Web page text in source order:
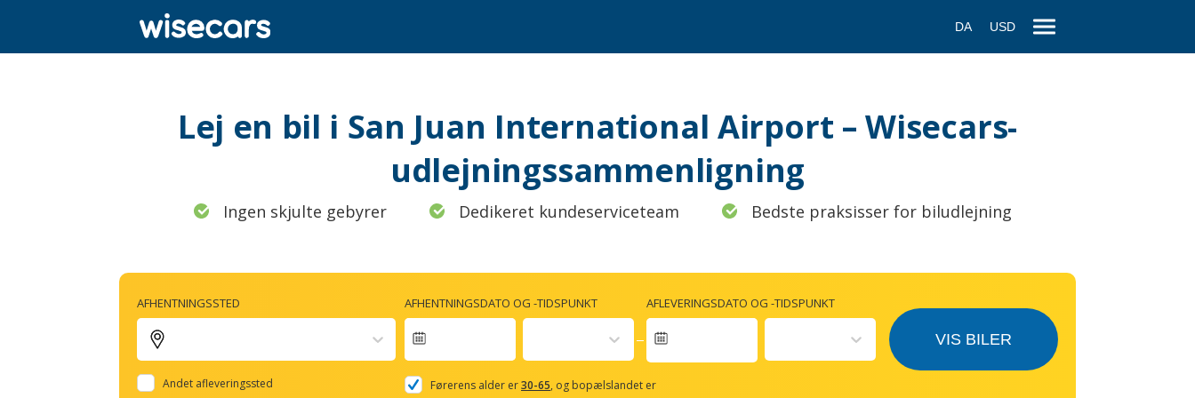
DA USD
Lej en bil i San Juan International Airport – Wisecars-
udlejningssammenligning
Ingen skjulte gebyrer Dedikeret kundeserviceteam Bedste praksisser for biludlejning
AFHENTNINGSSTED
Andet afleveringssted
AFHENTNINGSDATO OG -TIDSPUNKT
to
AFLEVERINGSDATO OG -TIDSPUNKT
Førerens alder er30-65, og bopælslandet er
VIS BILER